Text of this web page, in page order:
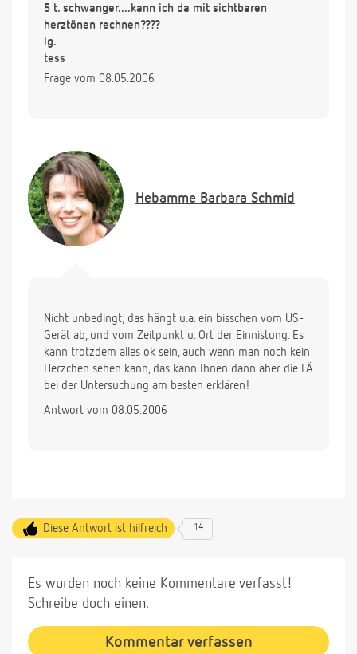
5 t. schwanger....kann ich da mit sichtbaren
herztönen rechnen????
lg.
tess
Frage vom 08.05.2006
Hebamme Barbara Schmid
Nicht unbedingt; das hängt u.a. ein bisschen vom US-
Gerät ab, und vom Zeitpunkt u. Ort der Einnistung. Es
kann trotzdem alles ok sein, auch wenn man noch kein
Herzchen sehen kann, das kann Ihnen dann aber die FÄ
bei der Untersuchung am besten erklären!
Antwort vom 08.05.2006
Diese Antwort ist hilfreich 14
Es wurden noch keine Kommentare verfasst!
Schreibe doch einen.
Kommentar verfassen